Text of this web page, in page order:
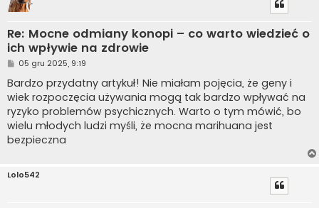
Re: Mocne odmiany konopi – co warto wiedzieć o
ich wpływie na zdrowie
P
s
t
05 gru 2025, 9:19
Bardzo przydatny artykuł! Nie miałam pojęcia, że geny i
wiek rozpoczęcia używania mogą tak bardzo wpływać na
ryzyko problemów psychicznych. Warto o tym mówić, bo
wielu młodych ludzi myśli, że mocna marihuana jest
bezpieczna
Lolo542